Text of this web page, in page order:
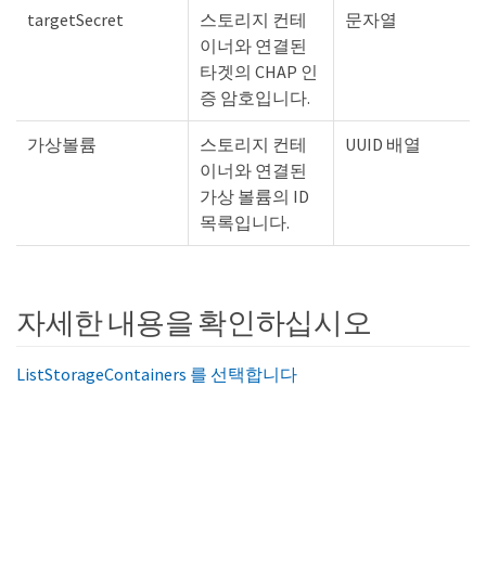
targetSecret
스토리지 컨테
이너와 연결된
타겟의 CHAP 인
증 암호입니다.
문자열
가상볼륨
스토리지 컨테
이너와 연결된
가상 볼륨의 ID
목록입니다.
UUID 배열
자세한 내용을 확인하십시오
ListStorageContainers 를 선택합니다